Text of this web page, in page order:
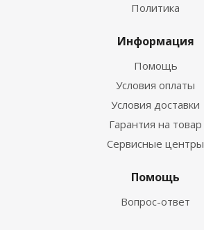
Политика
Информация
Помощь
Условия оплаты
Условия доставки
Гарантия на товар
Сервисные центры
Помощь
Вопрос-ответ